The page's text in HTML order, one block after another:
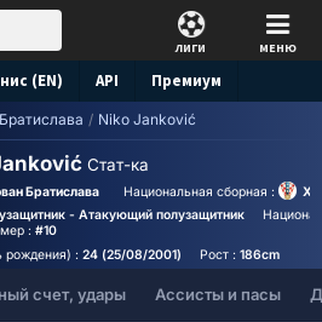
ЛИГИ МЕНЮ
(EN) API Премиум
/ Niko Janković
Стат-ка
Братислава Национальная сборная :
- Атакующий полузащитник
:#10
рождения) : 24 (25/08/2001) Рост :186cm
счет, удары Ассисты и пасы